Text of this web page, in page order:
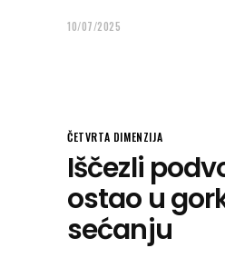
10/07/2025
ČETVRTA DIMENZIJA
Iščezli
ostao u
sećanju